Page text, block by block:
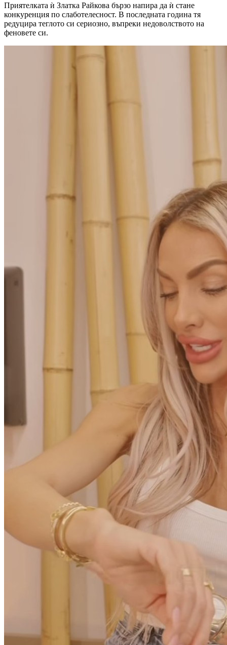
Приятелката ѝ Златка Райкова бързо напира да ѝ стане
конкуренция по слаботелесност. В последната година тя
редуцира теглото си сериозно, въпреки недоволството на
феновете си.